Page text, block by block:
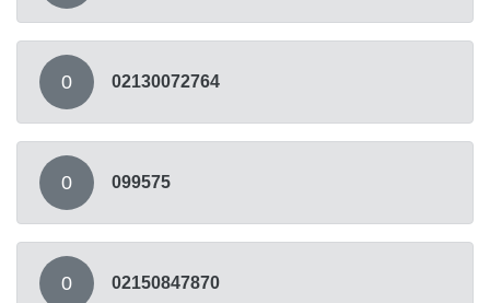
0 02130072764
0 099575
0 02150847870